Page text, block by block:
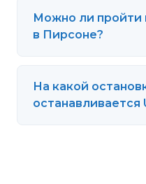
Можно ли пройти
в Пирсоне?
На какой
останавливается